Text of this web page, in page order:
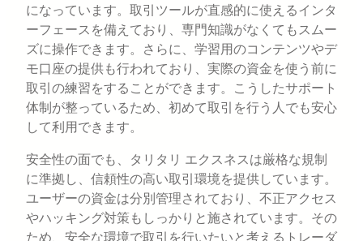
になっています。取引ツールが直感的に使えるインタ
ーフェースを備えており、専門知識がなくてもスムー
ズに操作できます。さらに、学習用のコンテンツやデ
モ口座の提供も行われており、実際の資金を使う前に
取引の練習をすることができます。こうしたサポート
体制が整っているため、初めて取引を行う人でも安心
して利用できます。
安全性の面でも、タリタリ エクスネスは厳格な規制
に準拠し、信頼性の高い取引環境を提供しています。
ユーザーの資金は分別管理されており、不正アクセス
やハッキング対策もしっかりと施されています。その
ため、安全な環境で取引を行いたいと考えるトレーダ